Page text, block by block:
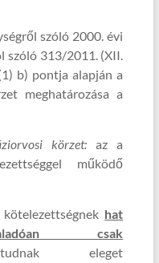
szóló 2000. évi
szóló 313/2011. (XII.
b) pontja alapján a
meghatározása a
körzet: az a
működő
hat
csak
eleget